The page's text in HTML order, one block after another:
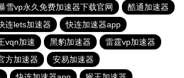
雪vp永久免费加速器下载官网
酷通加速器
连lets加速器
快连加速器app
vqn加速 黑豹加速器
雷霆vp加速器
方加速器
安易加速器